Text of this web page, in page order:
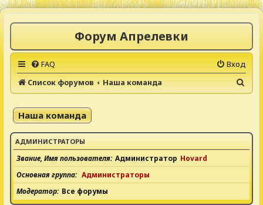
Форум Апрелевки
FAQ
Вход
Список форумов
Наша команда
о
Наша команда
АДМИНИСТРАТОРЫ
Звание, Имя пользователя Администратор Hovard
Основная группа
Администраторы
Модератор Все форумы